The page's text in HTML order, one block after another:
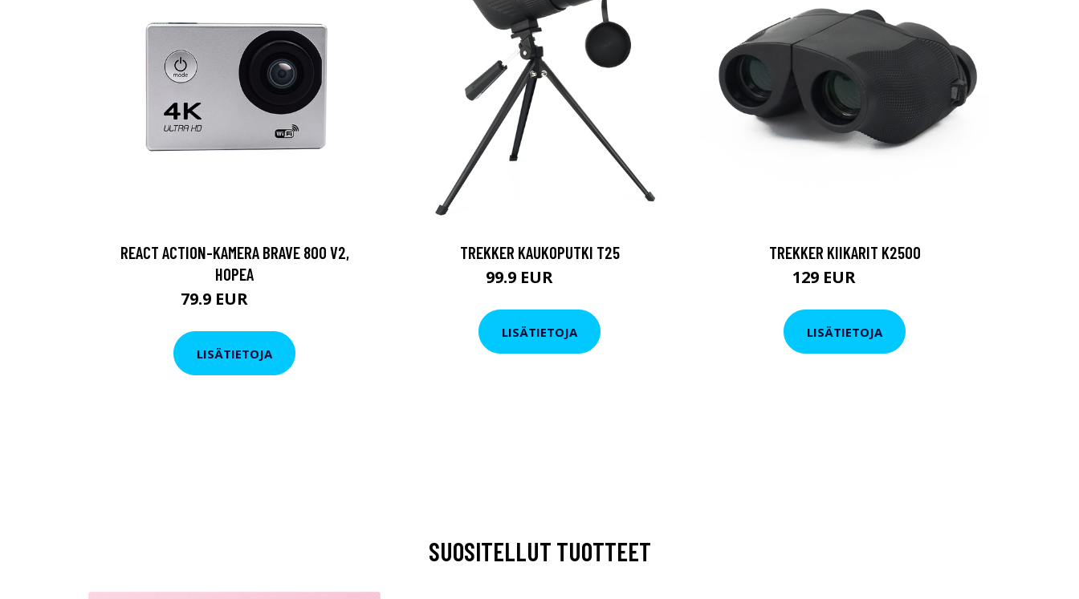
REACT ACTION-KAMERA BRAVE 800 V2,
HOPEA
79.9 EUR
LISÄTIETOJA
TREKKER KAUKOPUTKI T25
99.9 EUR
LISÄTIETOJA
TREKKER KIIKARIT K2500
129 EUR
LISÄTIETOJA
SUOSITELLUT TUOTTEET